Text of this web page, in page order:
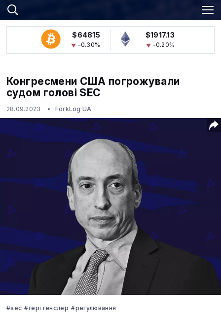
$64815
-0.30%
$1917.13
-0.20%
Конгресмени США погрожували
судом голові SEC
28.09.2023 ForkLog UA
#sec #гері генслер #регулювання